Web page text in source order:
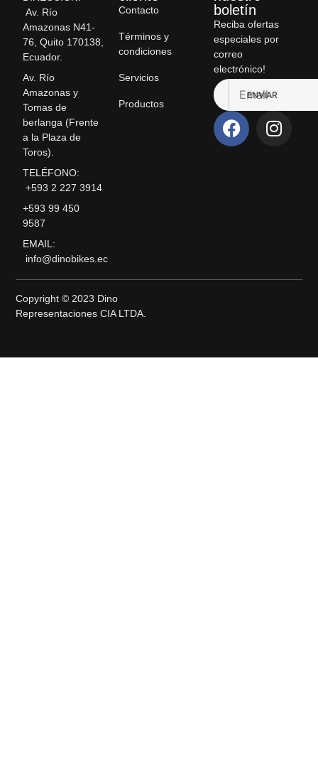
Av. Río
Amazonas N41-
76, Quito 170138,
Ecuador.
Av. Río
Amazonas y
Tomas de
berlanga (Frente
a la Plaza de
Toros).
TELÉFONO:
+593 2 227 3914
+593 99 450
9587
EMAIL:
info@dinobikes.ec
Contacto
Términos y
condiciones
Servicios
Productos
boletín
Reciba ofertas
especiales por
correo
electrónico!
ENVIAR
Copyright © 2023 Dino
Representaciones CIA LTDA.